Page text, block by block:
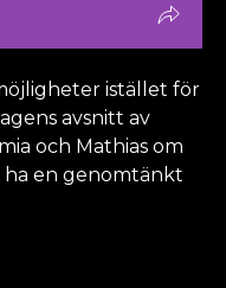
istället för
avsnitt av
och Mathias om
ha en genomtänkt